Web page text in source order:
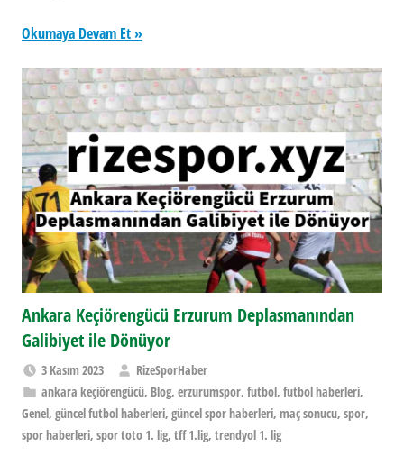
Okumaya Devam Et
Ankara Keçiörengücü Erzurum Deplasmanından
Galibiyet ile Dönüyor
3 Kasım 2023
RizeSporHaber
ankara keçiörengücü, Blog,erzurumspor,futbol,futbol haberleri,
Genel, güncel futbol haberleri, güncel spor haberleri, maç sonucu, spor,
spor haberleri, spor toto 1. lig, tff 1.lig, trendyol 1. lig